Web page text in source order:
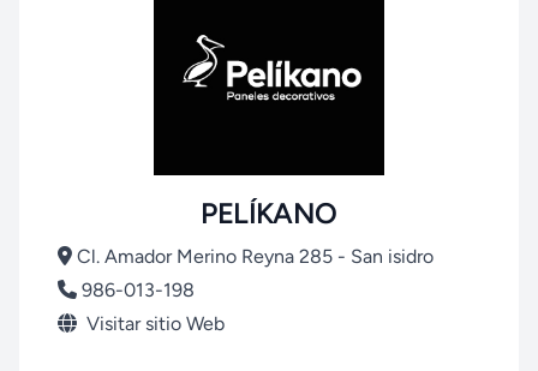
PELÍKANO
Cl. Amador Merino Reyna 285 - San isidro
986-013-198
Visitar sitio Web